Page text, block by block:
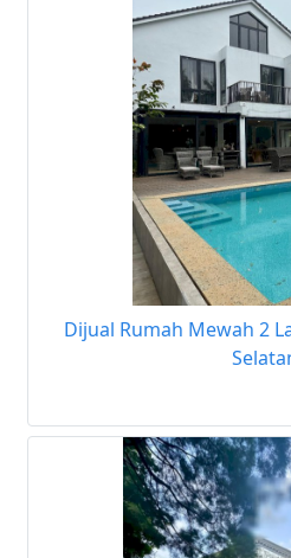
Dijual Rumah Mewah 2